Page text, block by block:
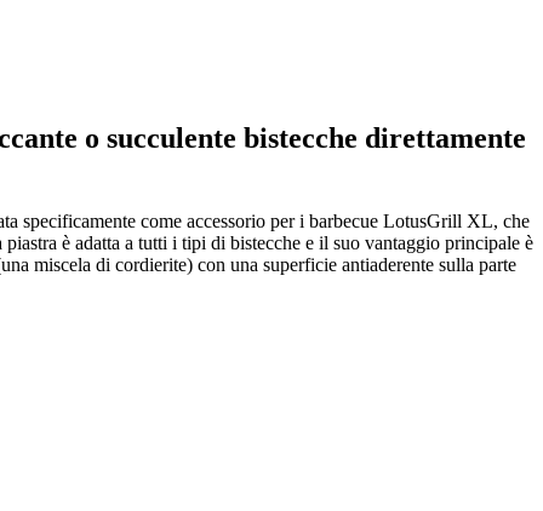
o succulente bistecche direttamente
specificamente come accessorio per i barbecue LotusGrill XL, che
è adatta a tutti i tipi di bistecche e il suo vantaggio principale è
miscela di cordierite) con una superficie antiaderente sulla parte